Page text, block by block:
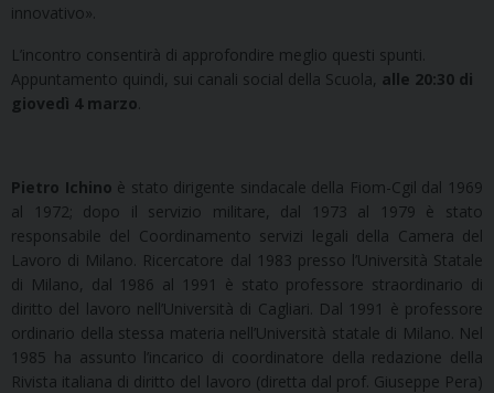
innovativo».
L’incontro consentirà di approfondire meglio questi spunti.
Appuntamento quindi, sui canali social della Scuola, alle 20:30 di
giovedì 4 marzo
Pietro Ichino è stato dirigente sindacale della Fiom-Cgil dal 1969
al 1972; dopo il servizio militare, dal 1973 al 1979 è stato
responsabile del Coordinamento servizi legali della Camera del
Lavoro di Milano. Ricercatore dal 1983 presso l’Università Statale
di Milano, dal 1986 al 1991 è stato professore straordinario di
diritto del lavoro nell’Università di Cagliari. Dal 1991 è professore
ordinario della stessa materia nell’Università statale di Milano. Nel
1985 ha assunto l’incarico di coordinatore della redazione della
Rivista italiana di diritto del lavoro (diretta dal prof. Giuseppe Pera)